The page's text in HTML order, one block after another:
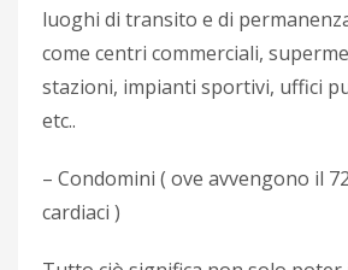
luoghi di transito e di
come centri commerciali,
stazioni, impianti sportivi, uffici
etc..
– Condomini ( ove avvengono il
cardiaci )